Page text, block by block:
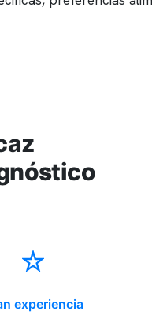
experiencia